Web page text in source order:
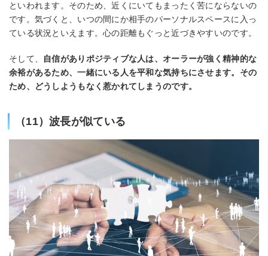
といわれます。そのため、近くにいてもまったく苦にならないの
です。気づくと、いつの間にか相手のパーソナルスペースに入っ
ている状況といえます。心の距離もぐっと近づきやすいのです。
そして、
自信がありポジティブな人は、オーラーが強く精神的な
余裕があるため、一緒にいる人を平和な気持ちにさせます。その
ため、どうしようもなく惹かれてしまうのです。
（11）波長が似ている